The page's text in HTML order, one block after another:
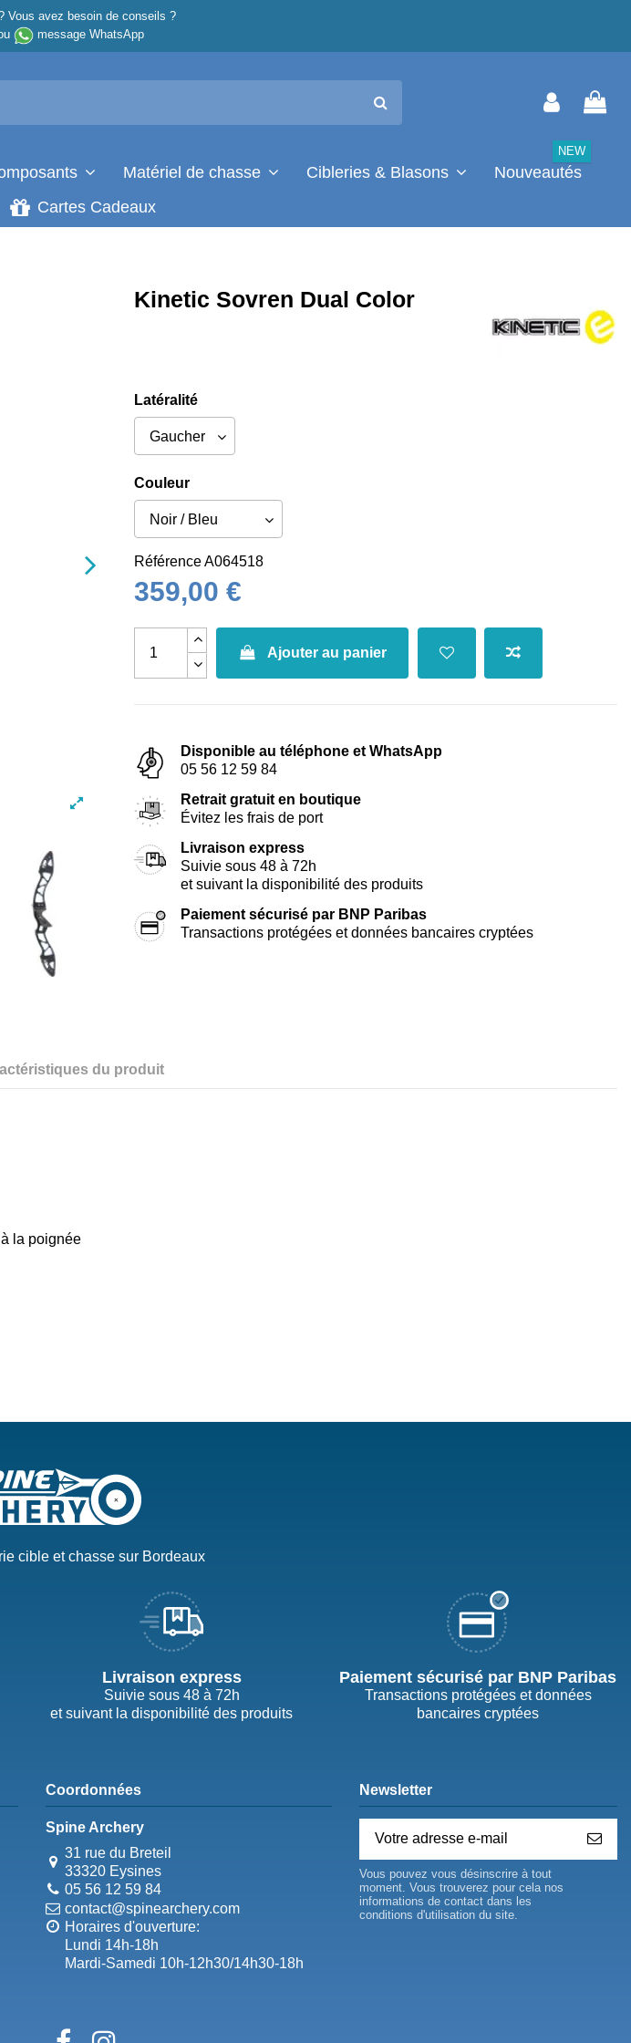
Vous avez besoin de conseils ?
message WhatsApp
Matériel de chasse Cibleries & Blasons Nouveautés
NEW
Cartes Cadeaux
Kinetic Sovren Dual Color
Latéralité
Couleur
RéférenceA064518
359,00 €
Ajouter au panier
Disponible au téléphone et WhatsApp
05 56 12 59 84
Retrait gratuit en boutique
Évitez les frais de port
Livraison express
Suivie sous 48 à 72h
et suivant la disponibilité des produits
Paiement sécurisé par BNP Paribas
Transactions protégées et données bancaires cryptées
du produit
la poignée
cible et chasse sur Bordeaux
Livraison express
Suivie sous 48 à 72h
et suivant la disponibilité des produits
Paiement sécurisé par BNP Paribas
Transactions protégées et données
bancaires cryptées
Coordonnées
Spine Archery
31 rue du Breteil
33320 Eysines
05 56 12 59 84
contact@spinearchery.com
Horaires d'ouverture:
Lundi 14h-18h
Mardi-Samedi 10h-12h30/14h30-18h
Newsletter
Vous pouvez vous désinscrire à tout
moment. Vous trouverez pour cela nos
informations de contact dans les
conditions d'utilisation du site.